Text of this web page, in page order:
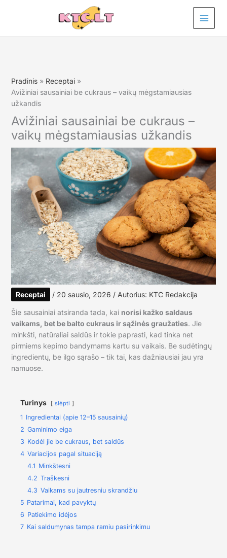
Pradinis
Receptai
Avižiniai sausainiai be cukraus – vaikų mėgstamiausias
užkandis
Avižiniai sausainiai be cukraus –
vaikų mėgstamiausias užkandis
Receptai / 20 sausio, 2026 / Autorius: KTC Redakcija
Šie sausainiai atsiranda tada, kai norisi kažko saldaus
vaikams, bet be balto cukraus ir sąžinės graužaties. Jie
minkšti, natūraliai saldūs ir tokie paprasti, kad tinka net
pirmiems kepimo bandymams kartu su vaikais. Be sudėtingų
ingredientų, be ilgo sąrašo – tik tai, kas dažniausiai jau yra
namuose.
Turinys slėpti
1 Ingredientai (apie 12–15 sausainių)
2 Gaminimo eiga
3 Kodėl jie be cukraus, bet saldūs
4 Variacijos pagal situaciją
4.1 Minkštesni
4.2 Traškesni
4.3 Vaikams su jautresniu skrandžiu
5 Patarimai, kad pavyktų
6 Patiekimo idėjos
7 Kai saldumynas tampa ramiu pasirinkimu